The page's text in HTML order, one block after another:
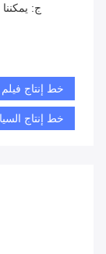
ج:
خط إنتاج فيلم BOPP 1200 مم
خط إنتاج السيارات